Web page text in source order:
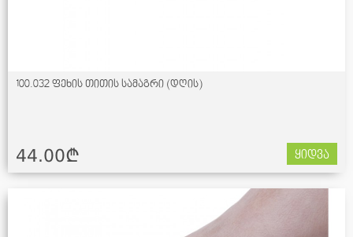
100.032 ფეხის თითის სამაგრი (დღის)
44.00¢ ყიდვა